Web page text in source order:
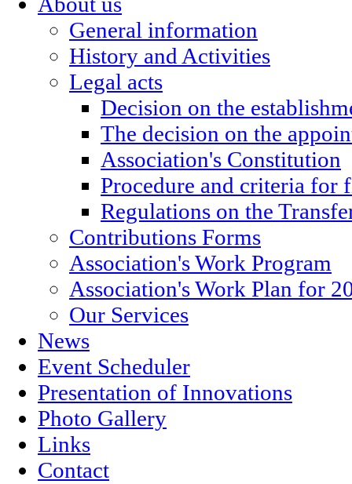
General information
History and Activities
Legal acts
Decision on the
The decision on the
Association's Constitution
Procedure and criteria for
Regulations on the
Contributions Forms
Association's Work Program
Association's Work Plan for
Our Services
News
Event Scheduler
Presentation of Innovations
Photo Gallery
Links
Contact